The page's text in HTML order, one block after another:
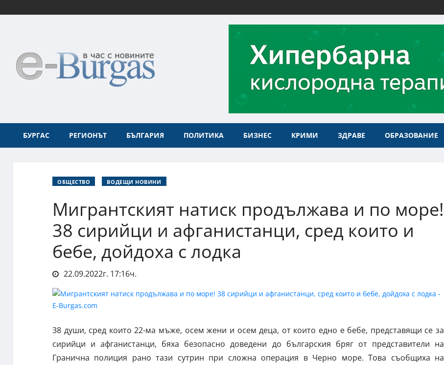
БУРГАС РЕГИОНЪТ БЪЛГАРИЯ ПОЛИТИКА БИЗНЕС КРИМИ ЗДРАВЕ ОБРАЗОВАНИЕ
ОБЩЕСТВО ВОДЕЩИ НОВИНИ
Мигрантският натиск продължава и по море!
38 сирийци и афганистанци, сред които и
бебе, дойдоха с лодка
22.09.2022г. 17:16ч.
38 души, сред които 22-ма мъже, осем жени и осем деца, от които едно е бебе, представящи се за
сирийци и афганистанци, бяха безопасно доведени до българския бряг от представители на
Гранична полиция рано тази сутрин при сложна операция в Черно море. Това съобщиха на